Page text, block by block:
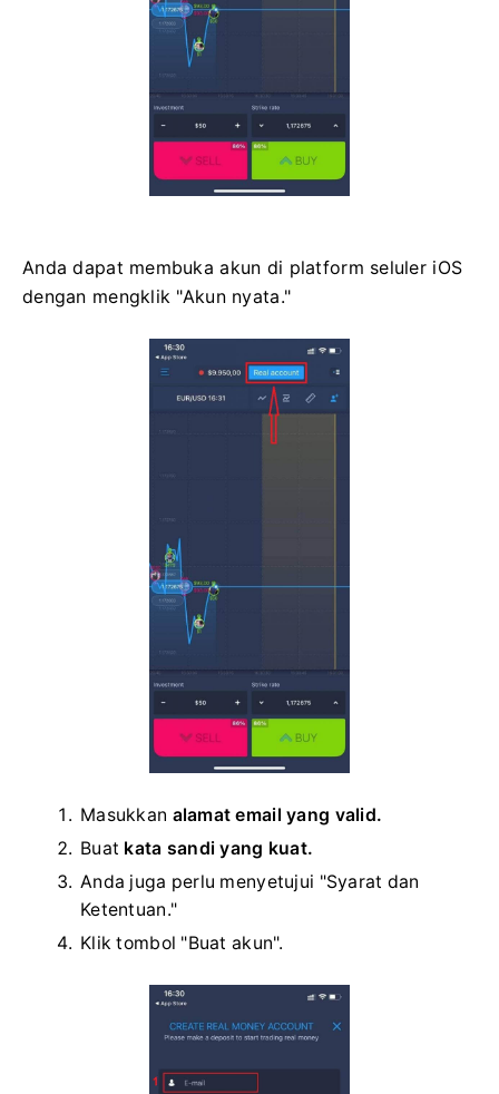
Anda dapat membuka akun di platform seluler iOS
dengan mengklik "Akun nyata."
Masukkan alamat email yang valid.
Buat kata sandi yang kuat.
Anda juga perlu menyetujui "Syarat dan
Ketentuan."
Klik tombol "Buat akun".